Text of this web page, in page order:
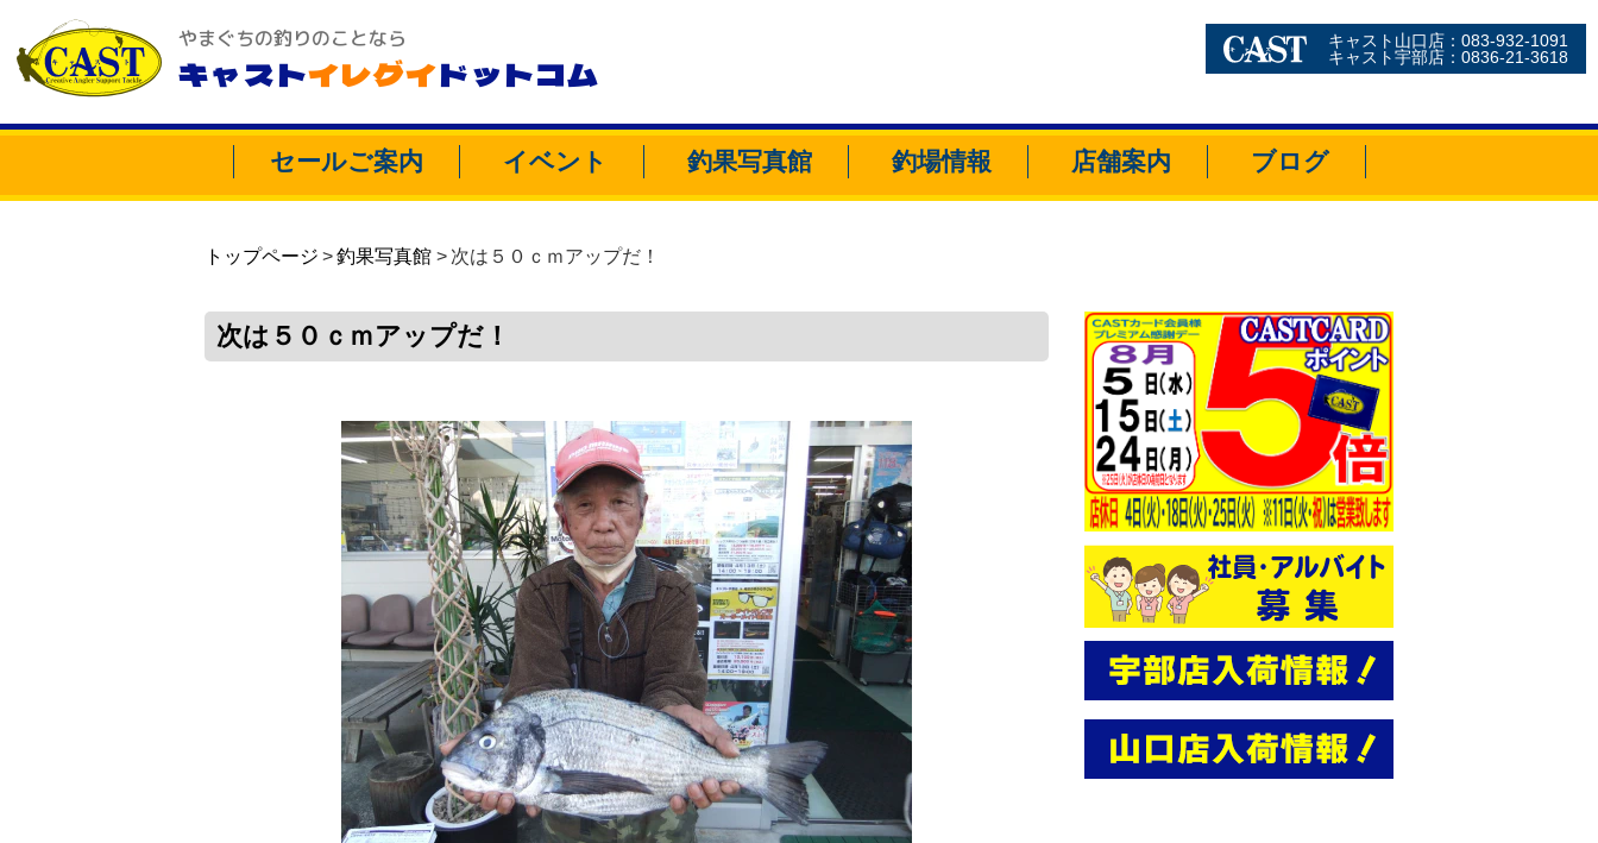
やまぐちの釣りのことなら
キャストイレグイドットコム
キャスト山口店：083-932-1091
キャスト宇部店：0836-21-3618
セールご案内 イベント 釣果写真館 釣場情報 店舗案内 ブログ
トップページ 釣果写真館 次は５０ｃｍアップだ！
次は５０ｃｍアップだ！